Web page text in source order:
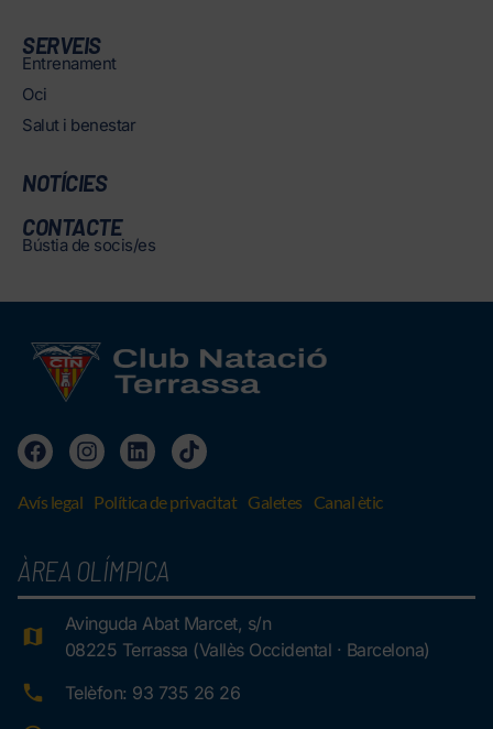
SERVEIS
Entrenament
Oci
Salut i benestar
NOTÍCIES
CONTACTE
Bústia de socis/es
Avís legal Política de privacitat Galetes Canal ètic
ÀREA OLÍMPICA
Avinguda Abat Marcet, s/n
08225 Terrassa (Vallès Occidental · Barcelona)
Telèfon: 93 735 26 26